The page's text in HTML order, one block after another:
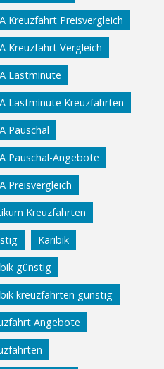
Kreuzfahrt Preisvergleich
Kreuzfahrt Vergleich
Lastminute
Lastminute Kreuzfahrten
Pauschal
Pauschal-Angebote
Preisvergleich
Kreuzfahrten
Karibik
günstig
kreuzfahrten günstig
Angebote